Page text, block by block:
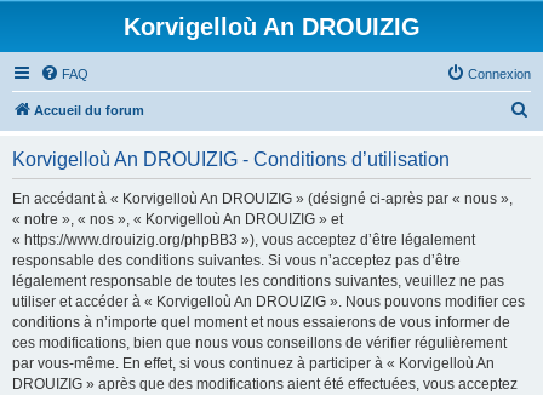
Korvigelloù An DROUIZIG
FAQ Connexion
Accueil du forum
Korvigelloù An DROUIZIG - Conditions d’utilisation
En accédant à « Korvigelloù An DROUIZIG » (désigné ci-après par « nous »,
« notre », « nos », « Korvigelloù An DROUIZIG » et
« https://www.drouizig.org/phpBB3 »), vous acceptez d’être légalement
responsable des conditions suivantes. Si vous n’acceptez pas d’être
légalement responsable de toutes les conditions suivantes, veuillez ne pas
utiliser et accéder à « Korvigelloù An DROUIZIG ». Nous pouvons modifier ces
conditions à n’importe quel moment et nous essaierons de vous informer de
ces modifications, bien que nous vous conseillons de vérifier régulièrement
par vous-même. En effet, si vous continuez à participer à « Korvigelloù An
DROUIZIG » après que des modifications aient été effectuées, vous acceptez